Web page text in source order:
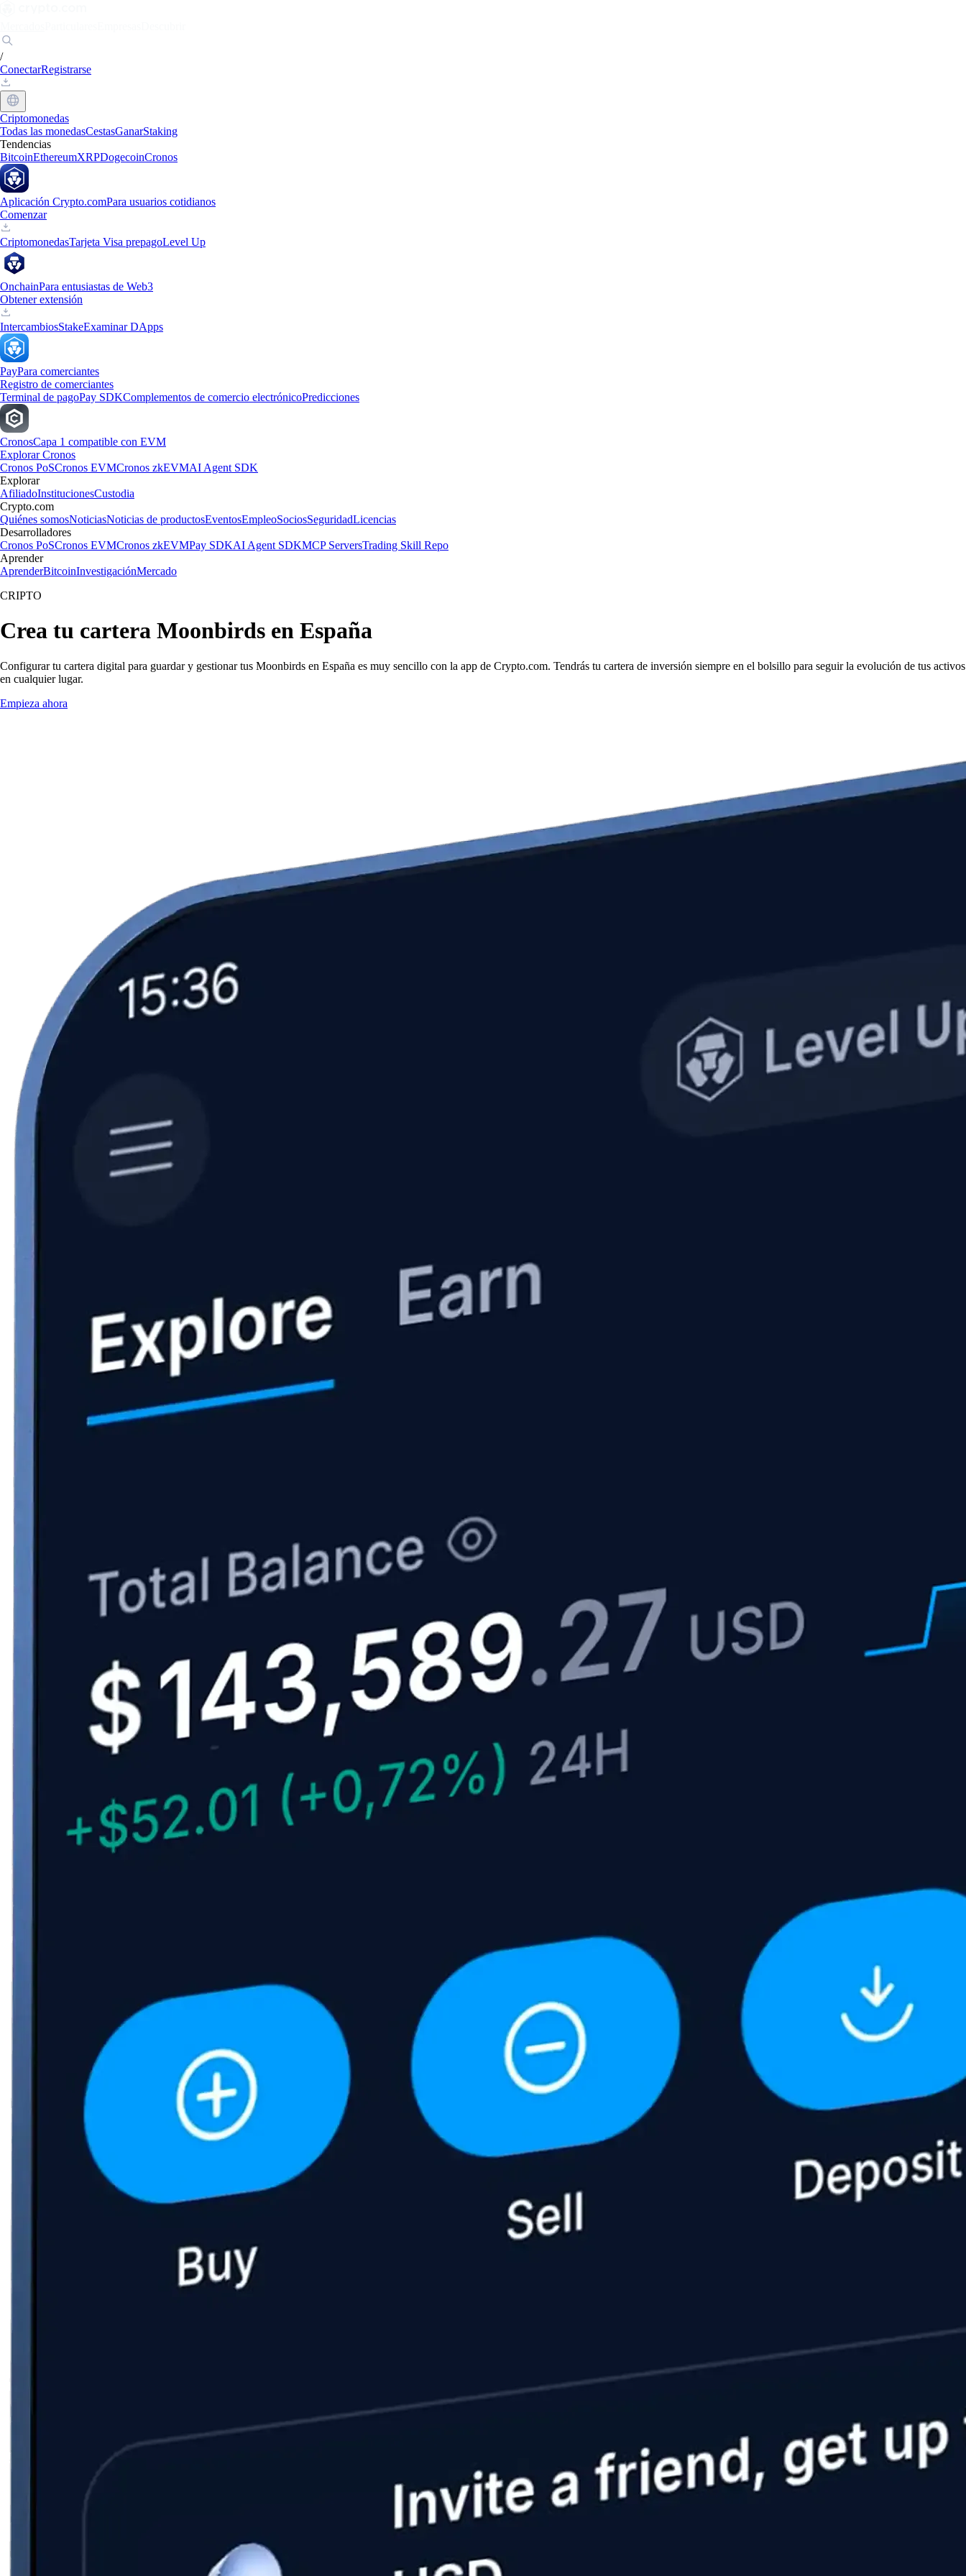
/
ConectarRegistrarse
Criptomonedas
Todas las monedasCestasGanarStaking
Tendencias
BitcoinEthereumXRPDogecoinCronos
Aplicación Crypto.comPara usuarios cotidianos
Comenzar
CriptomonedasTarjeta Visa prepagoLevel Up
OnchainPara entusiastas de Web3
Obtener extensión
IntercambiosStakeExaminar DApps
PayPara comerciantes
Registro de comerciantes
Terminal de pagoPay SDKComplementos de comercio electrónicoPredicciones
CronosCapa 1 compatible con EVM
Explorar Cronos
Cronos PoSCronos EVMCronos zkEVMAI Agent SDK
Explorar
AfiliadoInstitucionesCustodia
Crypto.com
Quiénes somosNoticiasNoticias de productosEventosEmpleoSociosSeguridadLicencias
Desarrolladores
Cronos PoSCronos EVMCronos zkEVMPay SDKAI Agent SDKMCP ServersTrading Skill Repo
Aprender
AprenderBitcoinInvestigaciónMercado
CRIPTO
Crea tu cartera Moonbirds en España
Configurar tu cartera digital para guardar y gestionar tus Moonbirds en España es muy sencillo con la app de Crypto.com. Tendrás tu cartera de inversión siempre en el bolsillo para seguir la evolución de tus activos
en cualquier lugar.
Empieza ahora